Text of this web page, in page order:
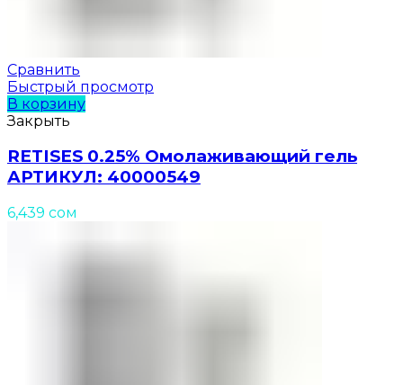
Сравнить
Быстрый просмотр
В корзину
Закрыть
RETISES 0.25% Омолаживающий гель
АРТИКУЛ: 40000549
6,439 сом